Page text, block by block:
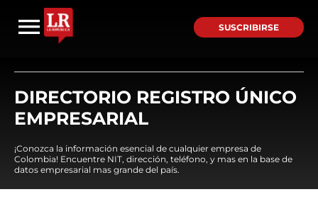
SUSCRIBIRSE
DIRECTORIO REGISTRO ÚNICO
EMPRESARIAL
¡Conozca la información esencial de cualquier empresa de
Colombia! Encuentre NIT, dirección, teléfono, y mas en la base de
datos empresarial mas grande del país.